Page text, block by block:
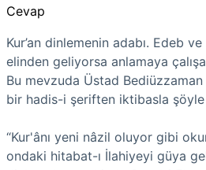
Cevap
Kur’an dinlemenin adabı. Edeb
elinden geliyorsa anlamaya
Bu mevzuda Üstad Bediüzzaman
bir hadis-i şeriften iktibasla
“Kur'ânı yeni nâzil oluyor gibi
ondaki hitabat-ı İlahiyeyi güya